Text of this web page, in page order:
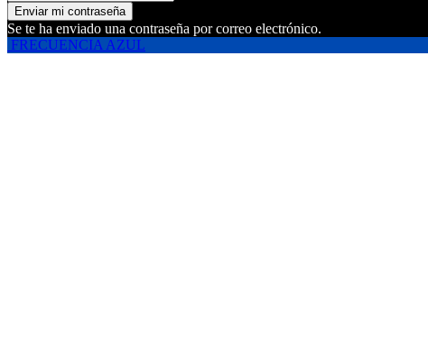
Se te ha enviado una contraseña por correo electrónico.
FRECUENCIA AZUL